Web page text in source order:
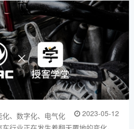
2023-05-12
、数字化、电气化